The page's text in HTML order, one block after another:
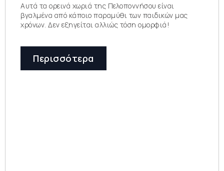
Αυτά τα ορεινά χωριά της Πελοποννήσου είναι
βγαλμένα από κάποιο παραμύθι των παιδικών μας
χρόνων. Δεν εξηγείται αλλιώς τόση ομορφιά!
Περισσότερα